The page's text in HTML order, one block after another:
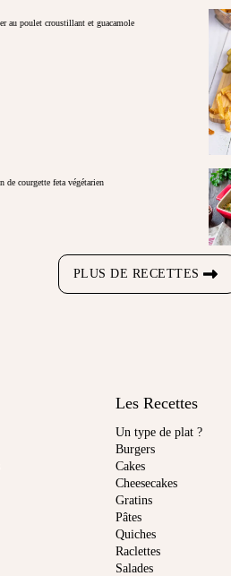
au poulet croustillant et guacamole
de courgette feta végétarien
PLUS DE RECETTES
Les Recettes
Un type de plat ?
Burgers
Cakes
Cheesecakes
Gratins
Pâtes
Quiches
Raclettes
Salades